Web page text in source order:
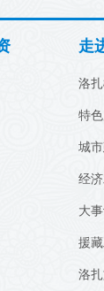
走
洛
特
城
经
大
援
洛